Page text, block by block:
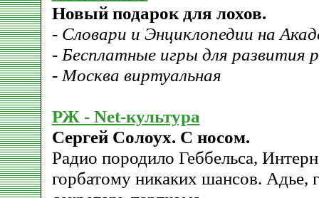
Новый подарок для лохов.
- Словари и Энциклопедии на
- Бесплатные игры для развития
- Москва виртуальная
РЖ - Net-культура
Сергей Солоух. С носом.
Радио породило Геббельса,
горбатому никаких шансов. Адье,